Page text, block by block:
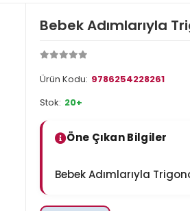
Bebek Adımlarıyla
Ürün Kodu: 9786254228261
Stok: 20+
Öne Çıkan Bilgiler
Bebek Adımlarıyla